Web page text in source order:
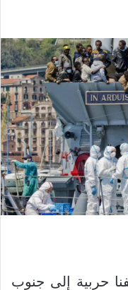
حربية إلى جنوب